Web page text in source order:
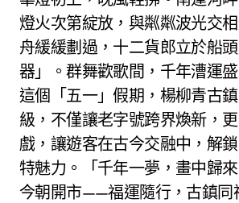
燈火次第綻放，與粼粼波光交
舟緩緩劃過，十二貨郎立於船
器」。群舞歡歌間，千年漕運
這個「五一」假期，楊柳青古
級，不僅讓老字號跨界煥新，
戲，讓遊客在古今交融中，解
特魅力。「千年一夢，畫中歸
今朝開市——福運隨行，古鎮同